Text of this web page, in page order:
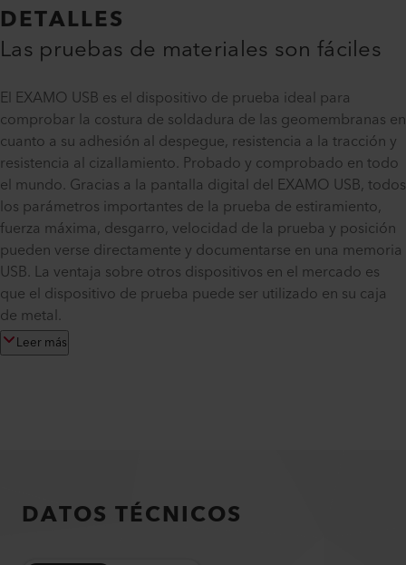
DETALLES
Las pruebas de materiales son fáciles
El EXAMO USB es el dispositivo de prueba ideal para
comprobar la costura de soldadura de las geomembranas en
cuanto a su adhesión al despegue, resistencia a la tracción y
resistencia al cizallamiento. Probado y comprobado en todo
el mundo. Gracias a la pantalla digital del EXAMO USB, todos
los parámetros importantes de la prueba de estiramiento,
fuerza máxima, desgarro, velocidad de la prueba y posición
pueden verse directamente y documentarse en una memoria
USB. La ventaja sobre otros dispositivos en el mercado es
que el dispositivo de prueba puede ser utilizado en su caja
de metal.
Leer más
DATOS TÉCNICOS